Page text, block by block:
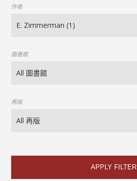
作者
圖書館
再版
APPLY FILTER